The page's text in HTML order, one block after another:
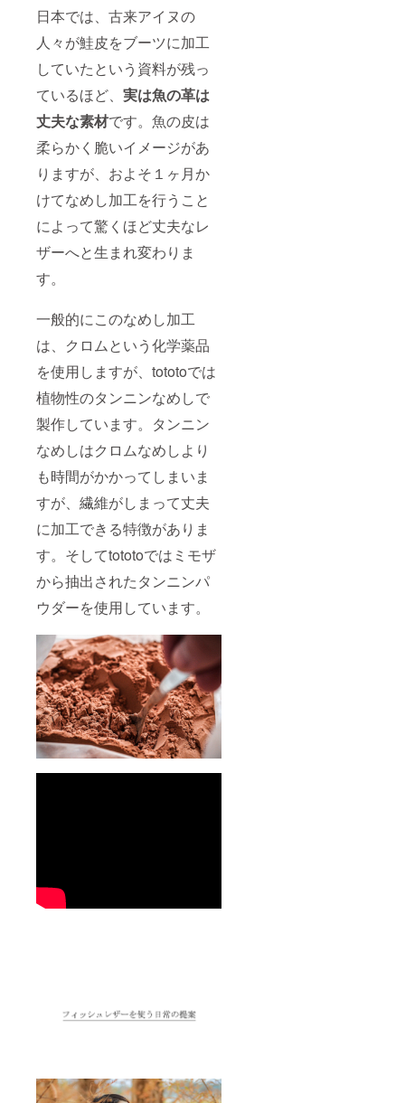
日本では、古来アイヌの
人々が鮭皮をブーツに加工
していたという資料が残っ
ているほど、 実は魚の革は
丈夫な素材です。魚の皮は
柔らかく脆いイメージがあ
りますが、およそ１ヶ月か
けてなめし加工を行うこと
によって驚くほど丈夫なレ
ザーへと生まれ変わりま
す。
一般的にこのなめし加工
は、クロムという化学薬品
を使用しますが、tototoでは
植物性のタンニンなめしで
製作しています。タンニン
なめしはクロムなめしより
も時間がかかってしまいま
すが、繊維がしまって丈夫
に加工できる特徴がありま
す。そしてtototoではミモザ
から抽出されたタンニンパ
ウダーを使用しています。